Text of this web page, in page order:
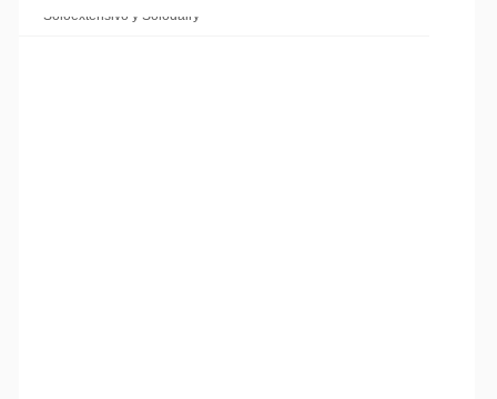
Soloextensivo y Solodairy